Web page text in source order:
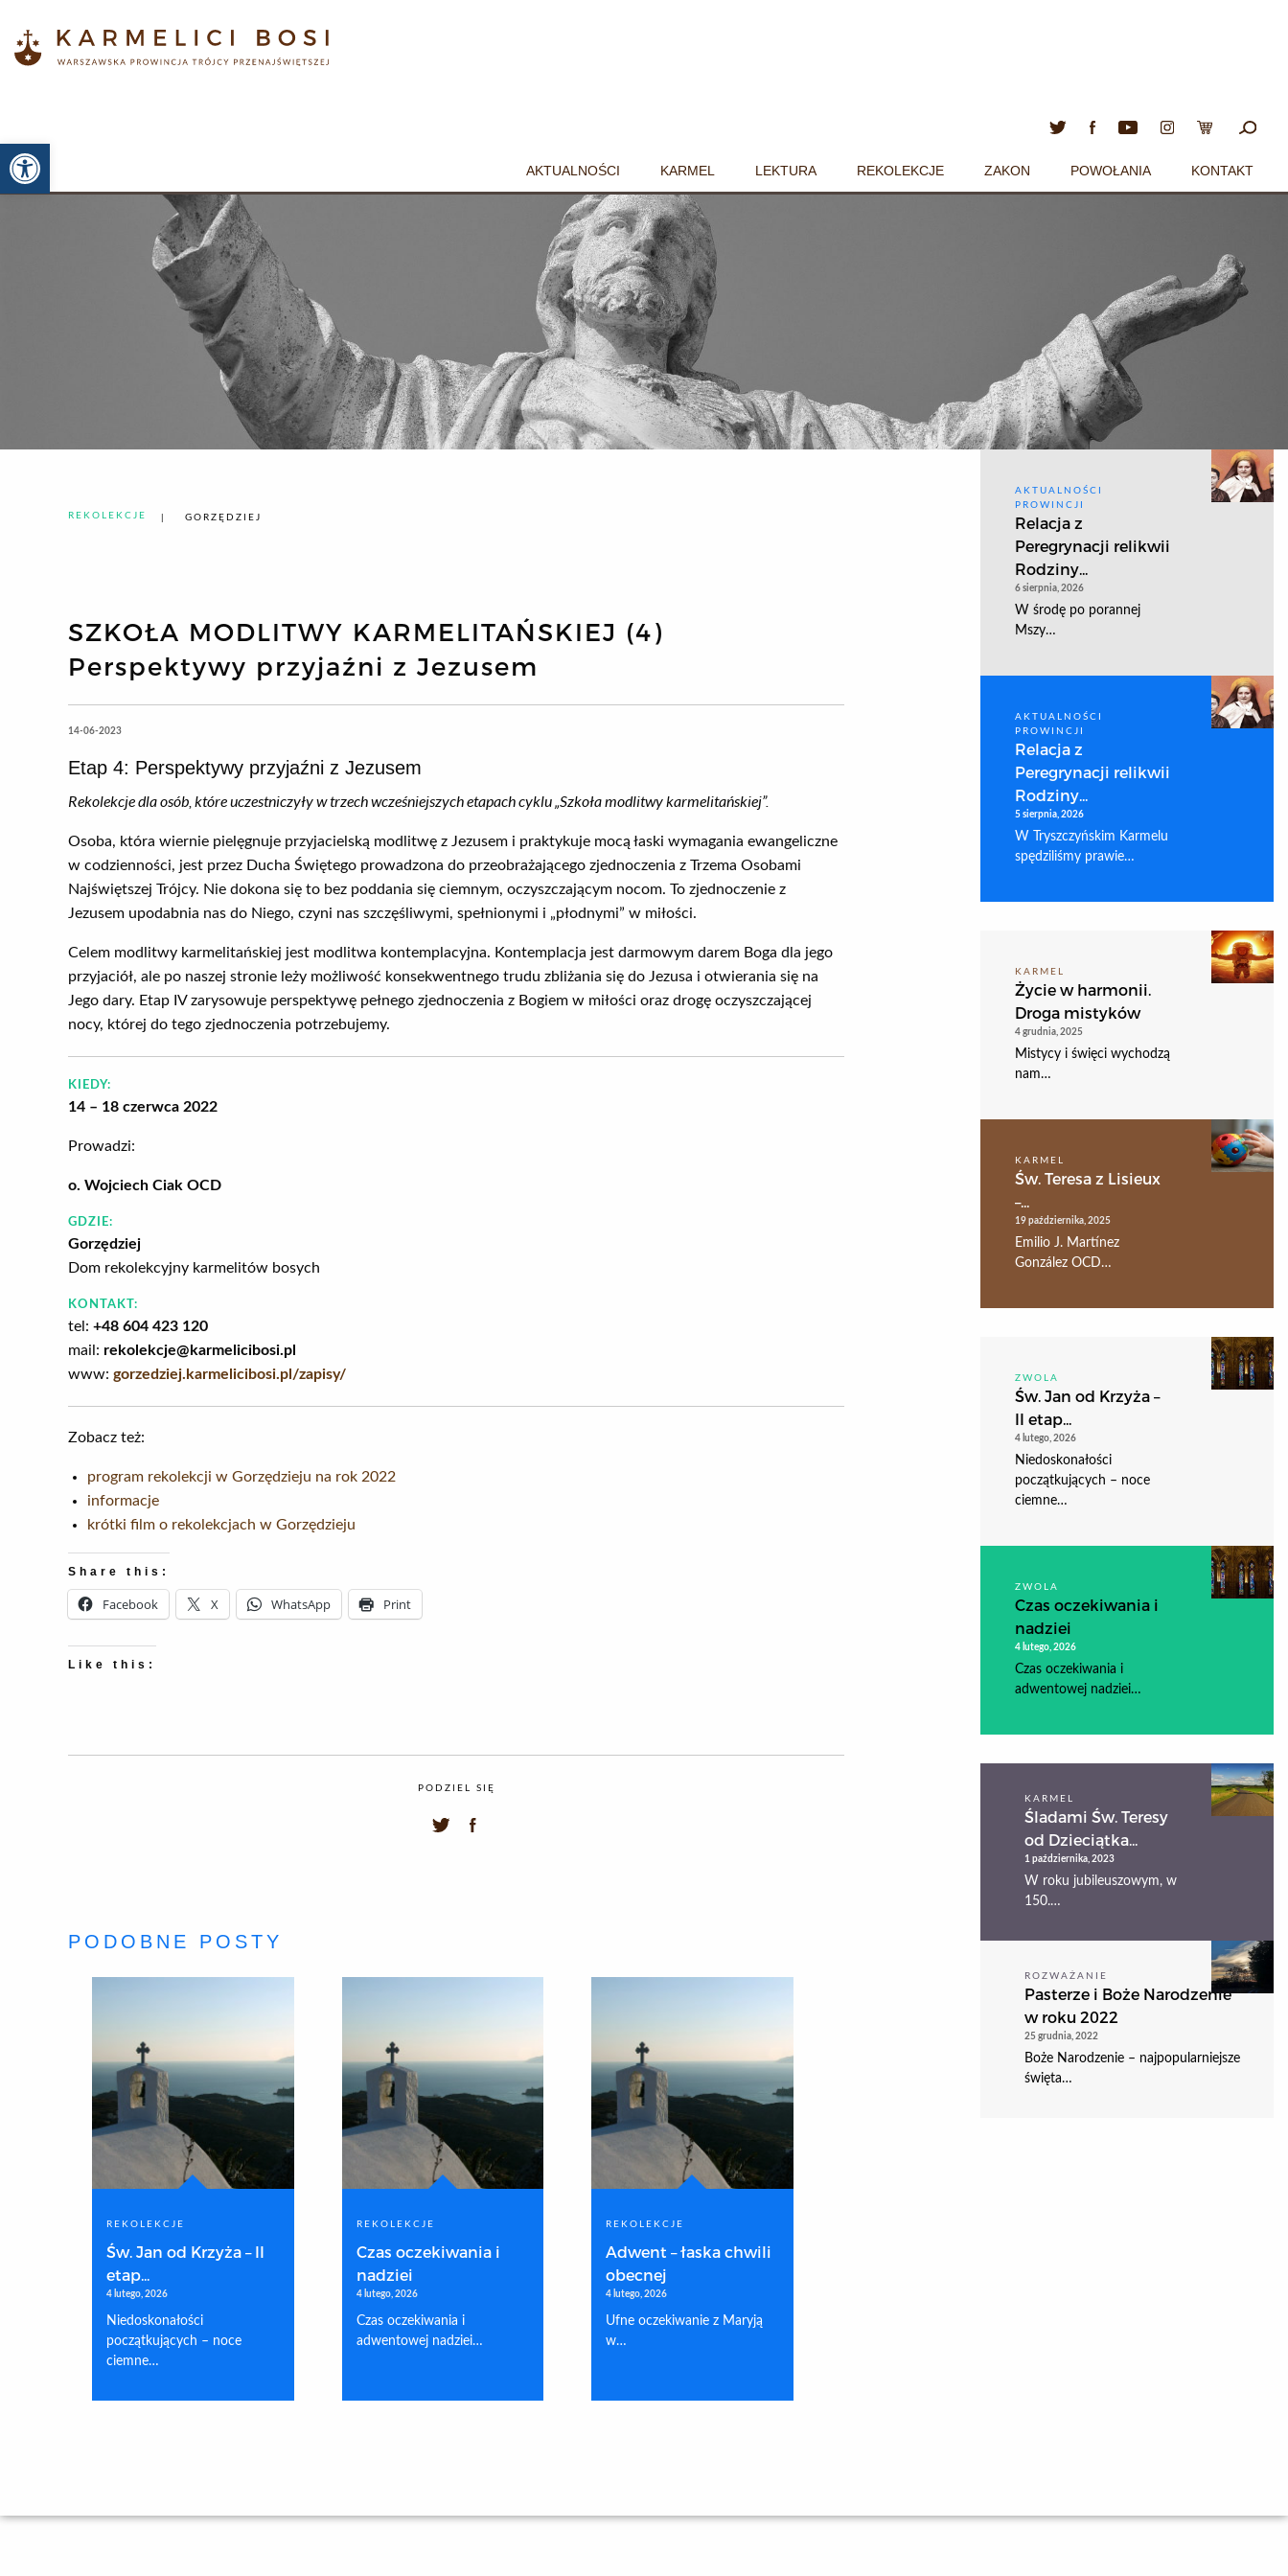
Otwórz pasek narzędzi
AKTUALNOŚCI KARMEL LEKTURA REKOLEKCJE ZAKON POWOŁANIA KONTAKT
REKOLEKCJE GORZĘDZIEJ
SZKOŁA MODLITWY KARMELITAŃSKIEJ (4)
Perspektywy przyjaźni z Jezusem
14-06-2023
Etap 4: Perspektywy przyjaźni z Jezusem
Rekolekcje dla osób, które uczestniczyły w trzech wcześniejszych etapach cyklu „Szkoła modlitwy karmelitańskiej”.
Osoba, która wiernie pielęgnuje przyjacielską modlitwę z Jezusem i praktykuje mocą łaski wymagania ewangeliczne
w codzienności, jest przez Ducha Świętego prowadzona do przeobrażającego zjednoczenia z Trzema Osobami
Najświętszej Trójcy. Nie dokona się to bez poddania się ciemnym, oczyszczającym nocom. To zjednoczenie z
Jezusem upodabnia nas do Niego, czyni nas szczęśliwymi, spełnionymi i „płodnymi” w miłości.
Celem modlitwy karmelitańskiej jest modlitwa kontemplacyjna. Kontemplacja jest darmowym darem Boga dla jego
przyjaciół, ale po naszej stronie leży możliwość konsekwentnego trudu zbliżania się do Jezusa i otwierania się na
Jego dary. Etap IV zarysowuje perspektywę pełnego zjednoczenia z Bogiem w miłości oraz drogę oczyszczającej
nocy, której do tego zjednoczenia potrzebujemy.
KIEDY:
14 – 18 czerwca 2022
Prowadzi:
o. Wojciech Ciak OCD
GDZIE:
Gorzędziej
Dom rekolekcyjny karmelitów bosych
KONTAKT:
tel: +48 604 423 120
mail: rekolekcje@karmelicibosi.pl
www: gorzedziej.karmelicibosi.pl/zapisy/
Zobacz też:
program rekolekcji w Gorzędzieju na rok 2022
informacje
krótki film o rekolekcjach w Gorzędzieju
Share this:
Facebook X WhatsApp Print
Like this:
PODZIEL SIĘ
PODOBNE POSTY
REKOLEKCJE
Św. Jan od Krzyża – II
etap...
4 lutego, 2026
Niedoskonałości
początkujących – noce
ciemne…
REKOLEKCJE
Czas oczekiwania i
nadziei
4 lutego, 2026
Czas oczekiwania i
adwentowej nadziei…
REKOLEKCJE
Adwent – łaska chwili
obecnej
4 lutego, 2026
Ufne oczekiwanie z Maryją
w…
AKTUALNOŚCI
PROWINCJI
Relacja z
Peregrynacji relikwii
Rodziny...
6 sierpnia, 2026
W środę po porannej
Mszy…
AKTUALNOŚCI
PROWINCJI
Relacja z
Peregrynacji relikwii
Rodziny...
5 sierpnia, 2026
W Tryszczyńskim Karmelu
spędziliśmy prawie…
KARMEL
Życie w harmonii.
Droga mistyków
4 grudnia, 2025
Mistycy i święci wychodzą
nam…
KARMEL
Św. Teresa z Lisieux
–...
19 października, 2025
Emilio J. Martínez
González OCD…
ZWOLA
Św. Jan od Krzyża –
II etap...
4 lutego, 2026
Niedoskonałości
początkujących – noce
ciemne…
ZWOLA
Czas oczekiwania i
nadziei
4 lutego, 2026
Czas oczekiwania i
adwentowej nadziei…
KARMEL
Śladami Św. Teresy
od Dzieciątka...
1 października, 2023
W roku jubileuszowym, w
150.…
ROZWAŻANIE
Pasterze i Boże Narodzenie
w roku 2022
25 grudnia, 2022
Boże Narodzenie – najpopularniejsze
święta…